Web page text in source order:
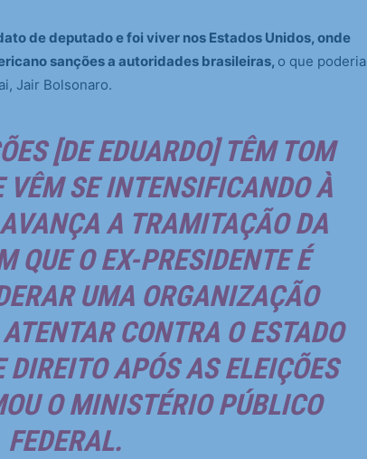
de deputado e foi viver nos Estados Unidos, onde
sanções a autoridades brasileiras, o que poderia
Jair Bolsonaro.
[DE EDUARDO] TÊM TOM
SE INTENSIFICANDO À
A TRAMITAÇÃO DA
QUE O EX-PRESIDENTE É
UMA ORGANIZAÇÃO
CONTRA O ESTADO
DIREITO APÓS AS ELEIÇÕES
O MINISTÉRIO PÚBLICO
FEDERAL.